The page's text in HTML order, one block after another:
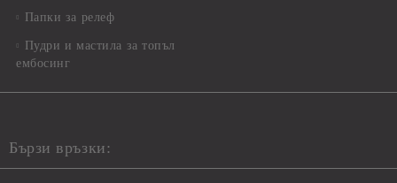
Папки за релеф
Пудри и мастила за топъл
ембосинг
Бързи връзки: